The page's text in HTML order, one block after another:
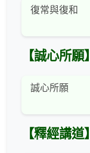
復常與復和
【誠心所願】
誠心所願
【釋經講道】